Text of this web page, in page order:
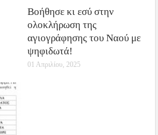
Βοήθησε κι εσύ στην
ολοκλήρωση της
αγιογράφησης του Ναού με
ψηφιδωτά!
01 Απριλίου, 2025